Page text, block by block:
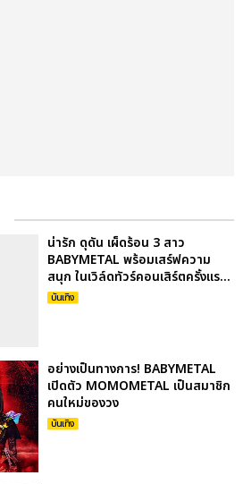
น่ารัก ดุดัน เผ็ดร้อน 3 สาว
BABYMETAL พร้อมเสร์ฟความ
สนุก ในเวิล์ดทัวร์คอนเสิร์ตครั้งแร...
บันเทิง
อย่างเป็นทางการ! BABYMETAL
เปิดตัว MOMOMETAL เป็นสมาชิก
คนใหม่ของวง
บันเทิง